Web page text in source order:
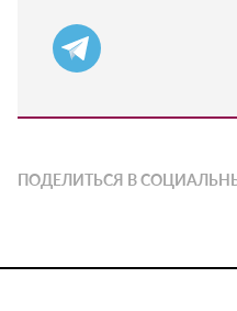
ПОДЕЛИТЬСЯ В